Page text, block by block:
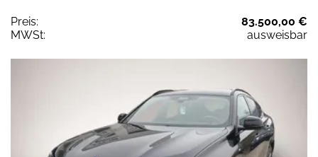
Preis:
83.500,00 €
MWSt:
ausweisbar